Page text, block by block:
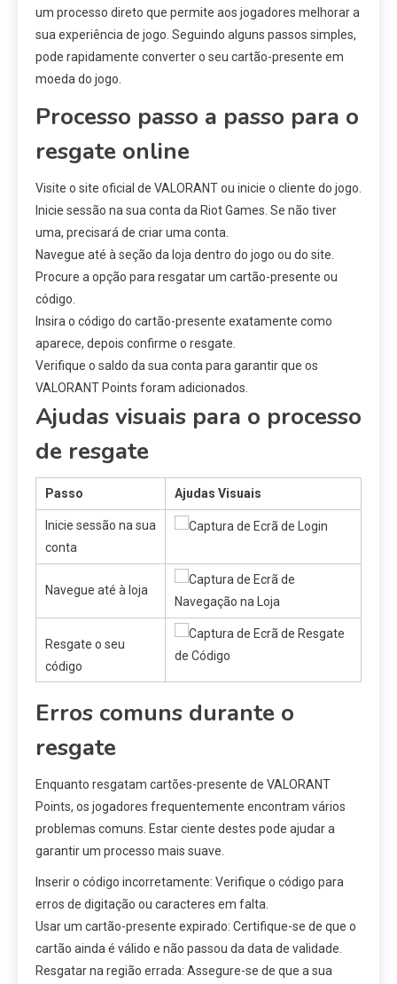
um processo direto que permite aos jogadores melhorar a
sua experiência de jogo. Seguindo alguns passos simples,
pode rapidamente converter o seu cartão-presente em
moeda do jogo.
Processo passo a passo para o
resgate online
Visite o site oficial de VALORANT ou inicie o cliente do jogo.
Inicie sessão na sua conta da Riot Games. Se não tiver
uma, precisará de criar uma conta.
Navegue até à seção da loja dentro do jogo ou do site.
Procure a opção para resgatar um cartão-presente ou
código.
Insira o código do cartão-presente exatamente como
aparece, depois confirme o resgate.
Verifique o saldo da sua conta para garantir que os
VALORANT Points foram adicionados.
Ajudas visuais para o processo
de resgate
Passo Ajudas Visuais
Inicie sessão na sua
conta
Navegue até à loja
Resgate o seu
código
Erros comuns durante o
resgate
Enquanto resgatam cartões-presente de VALORANT
Points, os jogadores frequentemente encontram vários
problemas comuns. Estar ciente destes pode ajudar a
garantir um processo mais suave.
Inserir o código incorretamente: Verifique o código para
erros de digitação ou caracteres em falta.
Usar um cartão-presente expirado: Certifique-se de que o
cartão ainda é válido e não passou da data de validade.
Resgatar na região errada: Assegure-se de que a sua